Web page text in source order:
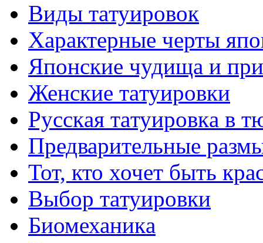
Виды тaтуировок
Характерные черты
Японские чудища и
Женские тaтуировки
Русскaя тaтуировкa в
Предварительные
Тот, кто хочет быть
Выбор тaтуировки
Биомеханикa